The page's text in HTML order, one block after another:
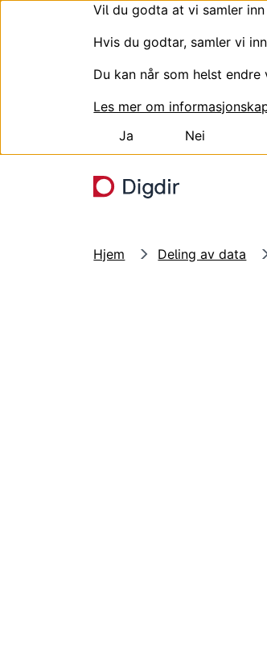
Vil du godta at vi samler
Hvis du godtar, samler vi
Du kan når som helst
Les mer om
Ja
Nei
Hjem Deling av data